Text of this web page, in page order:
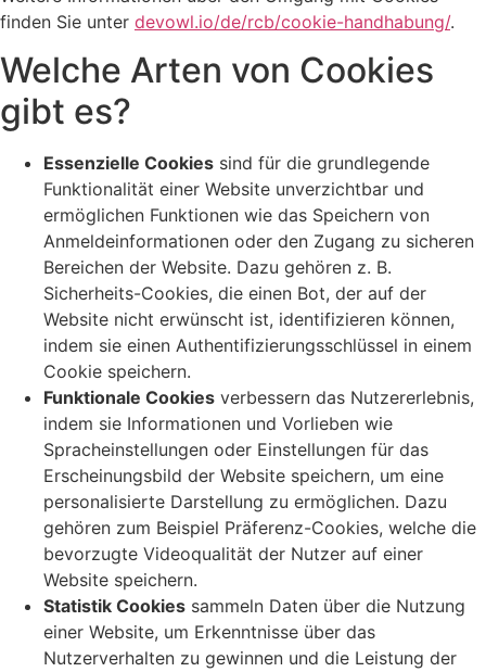
finden Sie unter devowl.io/de/rcb/cookie-handhabung/.
Welche Arten von Cookies
gibt es?
Essenzielle Cookies sind für die grundlegende
Funktionalität einer Website unverzichtbar und
ermöglichen Funktionen wie das Speichern von
Anmeldeinformationen oder den Zugang zu sicheren
Bereichen der Website. Dazu gehören z. B.
Sicherheits-Cookies, die einen Bot, der auf der
Website nicht erwünscht ist, identifizieren können,
indem sie einen Authentifizierungsschlüssel in einem
Cookie speichern.
Funktionale Cookies verbessern das Nutzererlebnis,
indem sie Informationen und Vorlieben wie
Spracheinstellungen oder Einstellungen für das
Erscheinungsbild der Website speichern, um eine
personalisierte Darstellung zu ermöglichen. Dazu
gehören zum Beispiel Präferenz-Cookies, welche die
bevorzugte Videoqualität der Nutzer auf einer
Website speichern.
Statistik Cookies sammeln Daten über die Nutzung
einer Website, um Erkenntnisse über das
Nutzerverhalten zu gewinnen und die Leistung der